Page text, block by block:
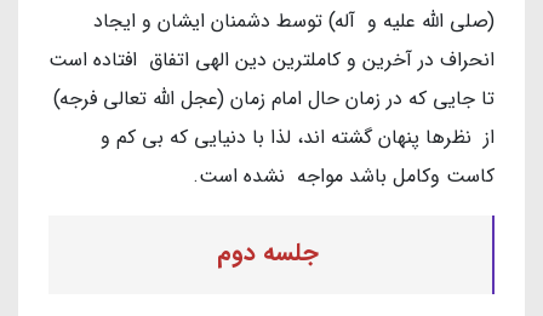
(صلی الله علیه و آله) توسط دشمنان ایشان و ایجاد
انحراف در آخرین و کاملترین دین الهی اتفاق افتاده است
تا جایی که در زمان حال امام زمان (عجل الله تعالی فرجه)
از نظرها پنهان گشته اند، لذا با دنیایی که بی کم و
کاست وکامل باشد مواجه نشده است.
جلسه دوم